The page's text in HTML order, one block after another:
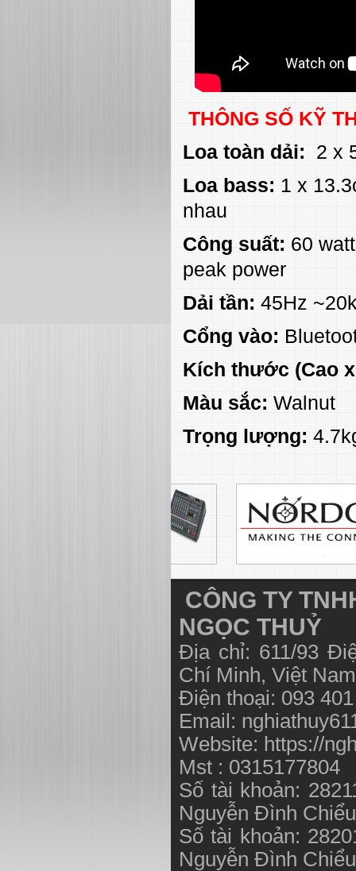
THÔNG SỐ KỸ
Loa toàn dải: 2 x
Loa bass: 1 x
nhau
Công suất: 60
peak power
Dải tần: 45Hz
Cổng vào:
Kích thước (Cao
Màu sắc: Walnut
Trọng lượng:
CÔNG TY
NGỌC THUỶ
Địa chỉ: 611/93
Chí Minh, Việt
Điện thoại: 093
Email:
Website: https://
Mst : 0315177804
Số tài khoản:
Nguyễn Đình
Số tài khoản:
Nguyễn Đình